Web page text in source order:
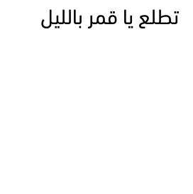
تطلع يا قمر بالليل